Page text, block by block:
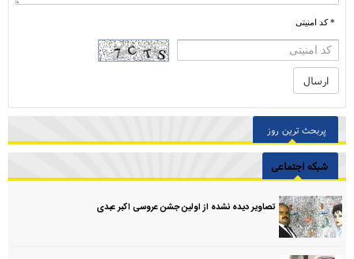
* کد امنیتی
پربحث ترین روز
شبکه اجتماعی
تصاویر دیده نشده از اولین جشن عروسی اکبر عبدی